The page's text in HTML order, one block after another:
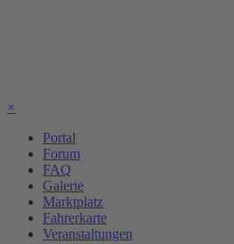
×
Portal
Forum
FAQ
Galerie
Marktplatz
Fahrerkarte
Veranstaltungen